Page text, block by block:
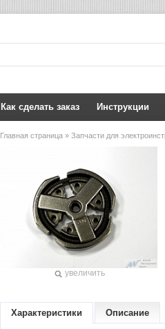
Как сделать заказ Инструкции
Главная страница » Запчасти для
увеличить
Характеристики Описание